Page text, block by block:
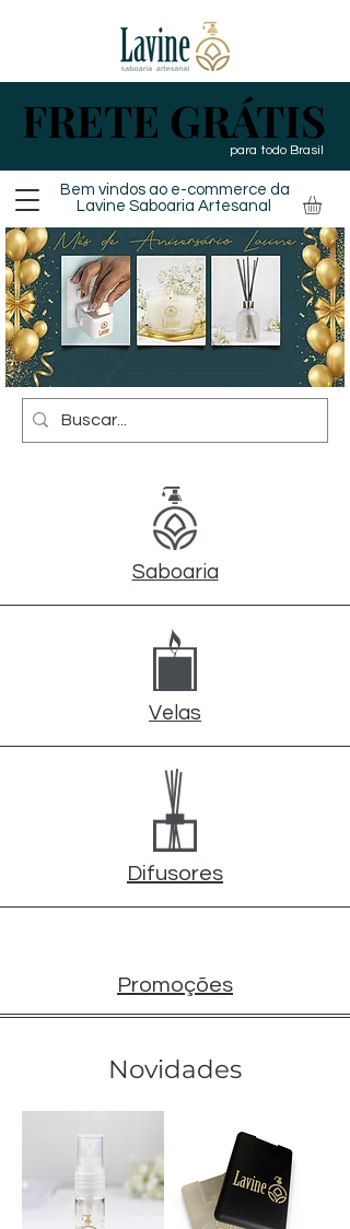
FRETE GRÁTIS
FRETE GRÁTIS
para todo Brasil
Bem vindos ao e-commerce da
Lavine Saboaria Artesanal
Saboaria
Velas
Difusores
Promoções
Novidades